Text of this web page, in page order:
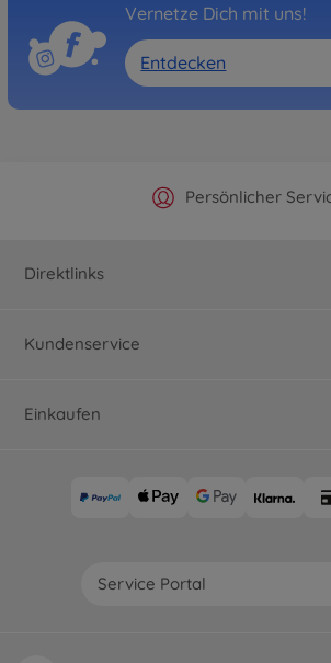
Vernetze Dich mit uns!
Entdecken
Offizieller Hersteller
Persönlicher
Versandkostenfrei ab
Schnelle
Direktlinks
Kundenservice
Einkaufen
Service Portal